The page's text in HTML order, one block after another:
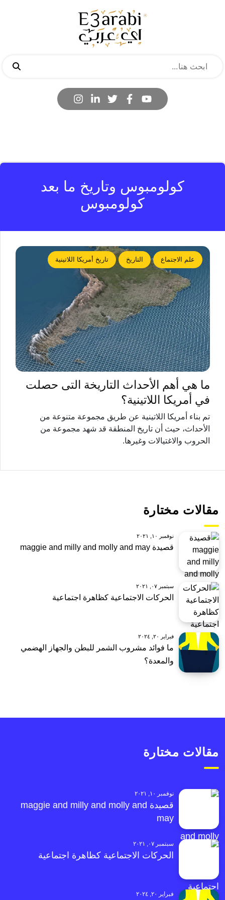
كولومبوس وتاريخ ما بعد
كولومبوس
علم الاجتماع التاريخ تاريخ أمريكا اللاتينية
ما هي أهم الأحداث التاريخة التى حصلت
في أمريكا اللاتينية؟
تم بناء أمريكا اللاتينية عن طريق مجموعة متنوعة من
الأحداث، حيث أن تاريخ المنطقة قد شهد مجموعة من
الحروب والاغتيالات وغيرها.
مقالات مختارة
نوفمبر ١٠, ٢٠٢١
قصيدة maggie and milly and molly and may
سبتمبر ٠٧, ٢٠٢١
الحركات الاجتماعية كظاهرة اجتماعية
فبراير ٢٠, ٢٠٢٤
ما فوائد مشروب الشمر للبطن والجهاز الهضمي
والمعدة؟
مقالات مختارة
نوفمبر ١٠, ٢٠٢١
قصيدة maggie and milly and molly and
may
سبتمبر ٠٧, ٢٠٢١
الحركات الاجتماعية كظاهرة اجتماعية
فبراير ٢٠, ٢٠٢٤